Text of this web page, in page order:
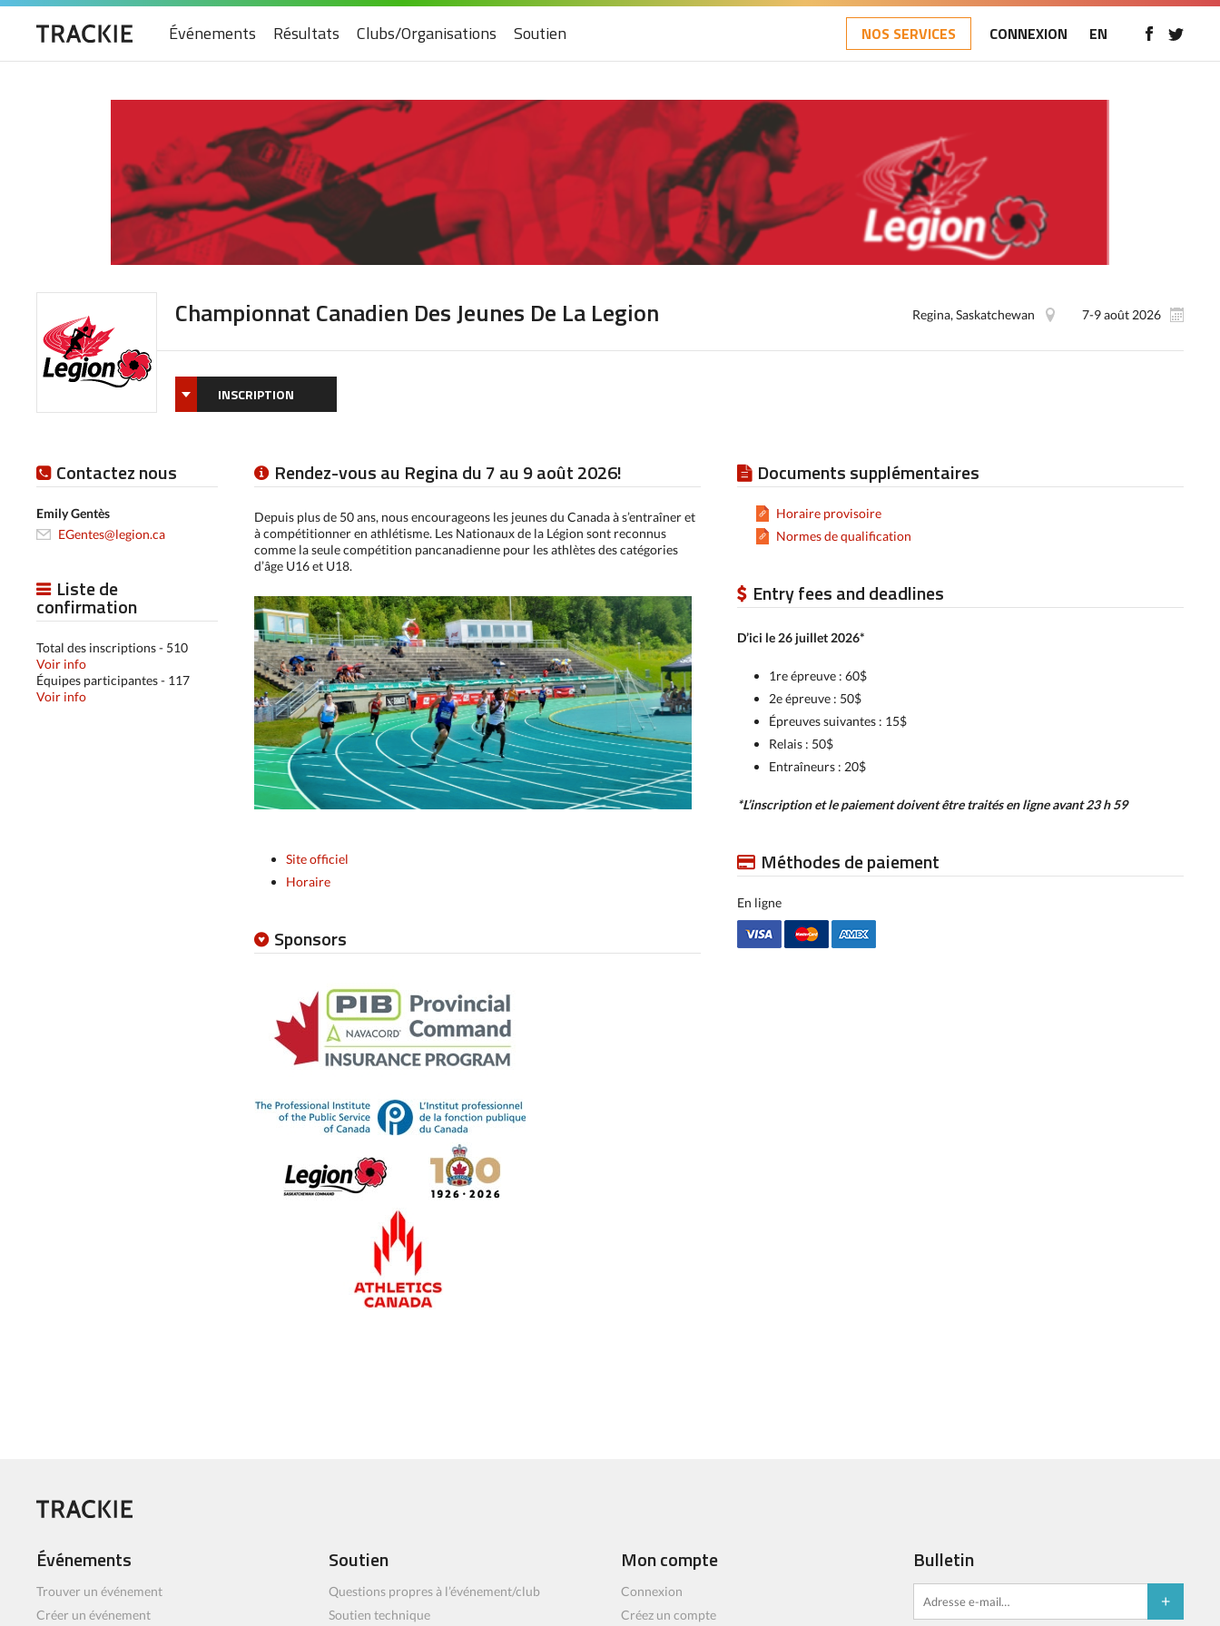
Événements Résultats Clubs/Organisations Soutien NOS SERVICES CONNEXION EN
Championnat Canadien Des Jeunes De La Legion 7-9 août 2026
Regina, Saskatchewan
INSCRIPTION
Rendez-vous au Regina du 7 au 9 août 2026!
Depuis plus de 50 ans, nous encourageons les jeunes du Canada à s’entraîner et
à compétitionner en athlétisme. Les Nationaux de la Légion sont reconnus
comme la seule compétition pancanadienne pour les athlètes des catégories
d’âge U16 et U18.
Site officiel
Horaire
Sponsors
Documents supplémentaires
Horaire provisoire
Normes de qualification
Entry fees and deadlines
D’ici le 26 juillet 2026*
1re épreuve : 60$
2e épreuve : 50$
Épreuves suivantes : 15$
Relais : 50$
Entraîneurs : 20$
*L’inscription et le paiement doivent être traités en ligne avant 23 h 59
Méthodes de paiement
En ligne
Contactez nous
Emily Gentès
EGentes@legion.ca
Liste de
confirmation
Total des inscriptions - 510
Voir info
Équipes participantes - 117
Voir info
Événements
Trouver un événement
Créer un événement
Soutien
Questions propres à l’événement/club
Soutien technique
Mon compte
Connexion
Créez un compte
Bulletin